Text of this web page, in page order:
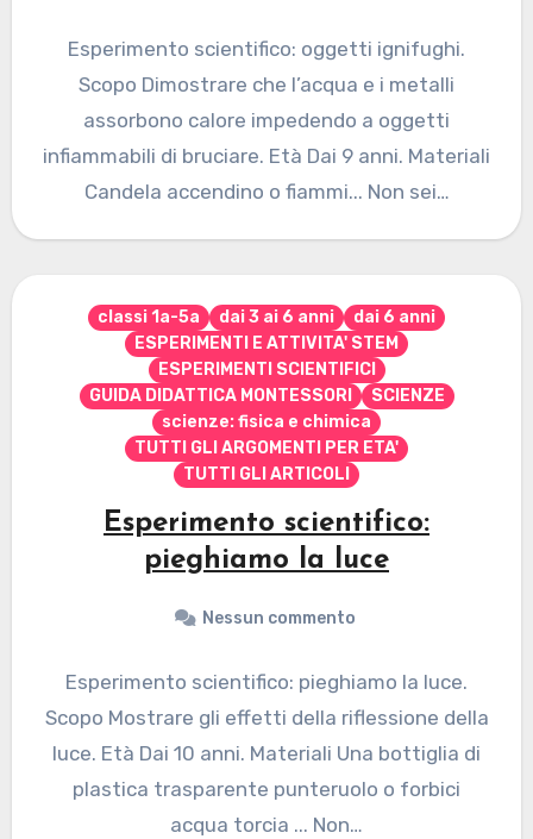
Esperimento scientifico: oggetti ignifughi.
Scopo Dimostrare che l’acqua e i metalli
assorbono calore impedendo a oggetti
infiammabili di bruciare. Età Dai 9 anni. Materiali
Candela accendino o fiammi... Non sei…
classi 1a-5a dai 3 ai 6 anni
dai 6 anni
ESPERIMENTI E ATTIVITA' STEM
ESPERIMENTI SCIENTIFICI
GUIDA DIDATTICA MONTESSORI
SCIENZE
scienze: fisica e chimica
TUTTI GLI ARGOMENTI PER ETA'
TUTTI GLI ARTICOLI
Esperimento scientifico:
pieghiamo la luce
Nessun commento
Esperimento scientifico: pieghiamo la luce.
Scopo Mostrare gli effetti della riflessione della
luce. Età Dai 10 anni. Materiali Una bottiglia di
plastica trasparente punteruolo o forbici
acqua torcia ... Non…